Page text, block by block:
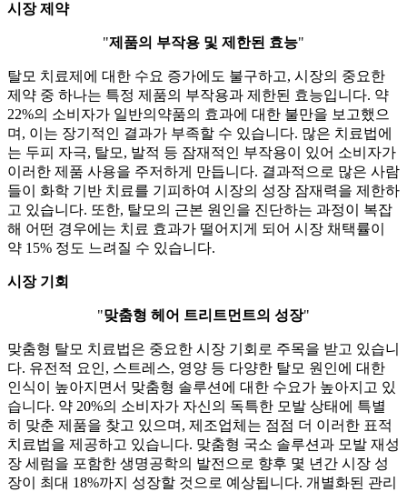
시장 제약
"제품의 부작용 및 제한된 효능"
탈모 치료제에 대한 수요 증가에도 불구하고, 시장의 중요한
제약 중 하나는 특정 제품의 부작용과 제한된 효능입니다. 약
22%의 소비자가 일반의약품의 효과에 대한 불만을 보고했으
며, 이는 장기적인 결과가 부족할 수 있습니다. 많은 치료법에
는 두피 자극, 탈모, 발적 등 잠재적인 부작용이 있어 소비자가
이러한 제품 사용을 주저하게 만듭니다. 결과적으로 많은 사람
들이 화학 기반 치료를 기피하여 시장의 성장 잠재력을 제한하
고 있습니다. 또한, 탈모의 근본 원인을 진단하는 과정이 복잡
해 어떤 경우에는 치료 효과가 떨어지게 되어 시장 채택률이
약 15% 정도 느려질 수 있습니다.
시장 기회
"맞춤형 헤어 트리트먼트의 성장"
맞춤형 탈모 치료법은 중요한 시장 기회로 주목을 받고 있습니
다. 유전적 요인, 스트레스, 영양 등 다양한 탈모 원인에 대한
인식이 높아지면서 맞춤형 솔루션에 대한 수요가 높아지고 있
습니다. 약 20%의 소비자가 자신의 독특한 모발 상태에 특별
히 맞춘 제품을 찾고 있으며, 제조업체는 점점 더 이러한 표적
치료법을 제공하고 있습니다. 맞춤형 국소 솔루션과 모발 재성
장 세럼을 포함한 생명공학의 발전으로 향후 몇 년간 시장 성
장이 최대 18%까지 성장할 것으로 예상됩니다. 개별화된 관리